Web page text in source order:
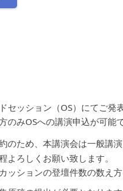
セッション（OS）にてご発
のみOSへの講演申込が可能で
のため、本講演会は一般講
よろしくお願い致します。
ッションの登壇件数の数え